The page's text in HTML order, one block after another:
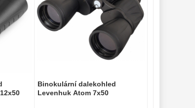
Binokulární dalekohled
Levenhuk Atom 7x50